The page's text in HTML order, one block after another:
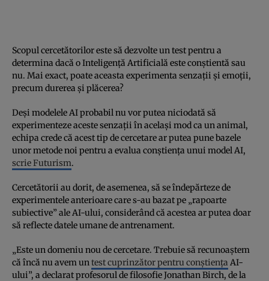
Scopul cercetătorilor este să dezvolte un test pentru a
determina dacă o Inteligență Artificială este conștientă sau
nu. Mai exact, poate aceasta experimenta senzații și emoții,
precum durerea și plăcerea?
Deși modelele AI probabil nu vor putea niciodată să
experimenteze aceste senzații în același mod ca un animal,
echipa crede că acest tip de cercetare ar putea pune bazele
unor metode noi pentru a evalua conștiența unui model AI,
scrie Futurism.
Cercetătorii au dorit, de asemenea, să se îndepărteze de
experimentele anterioare care s-au bazat pe „rapoarte
subiective” ale AI-ului, considerând că acestea ar putea doar
să reflecte datele umane de antrenament.
„Este un domeniu nou de cercetare. Trebuie să recunoaștem
că încă nu avem untest cuprinzător pentru conștiența AI-
ului”, a declarat profesorul de filosofie Jonathan Birch, de la